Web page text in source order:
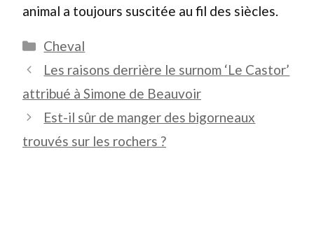
animal a toujours suscitée au fil des siècles.
Catégories
Cheval
Les raisons derrière le surnom ‘Le Castor’
attribué à Simone de Beauvoir
Est-il sûr de manger des bigorneaux
trouvés sur les rochers ?